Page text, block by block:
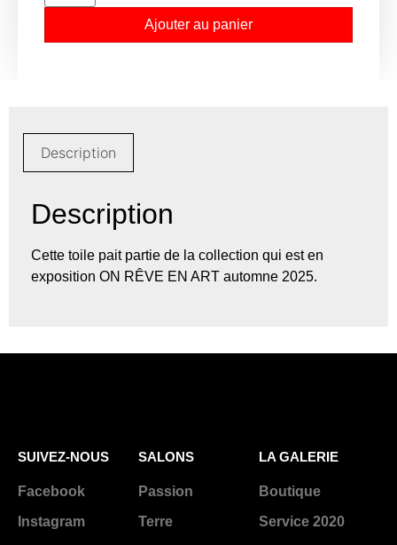
Ajouter au panier
Description
Description
Cette toile pait partie de la collection qui est en
exposition ON RÊVE EN ART automne 2025.
SUIVEZ-NOUS
Facebook
Instagram
SALONS
Passion
Terre
LA GALERIE
Boutique
Service 2020